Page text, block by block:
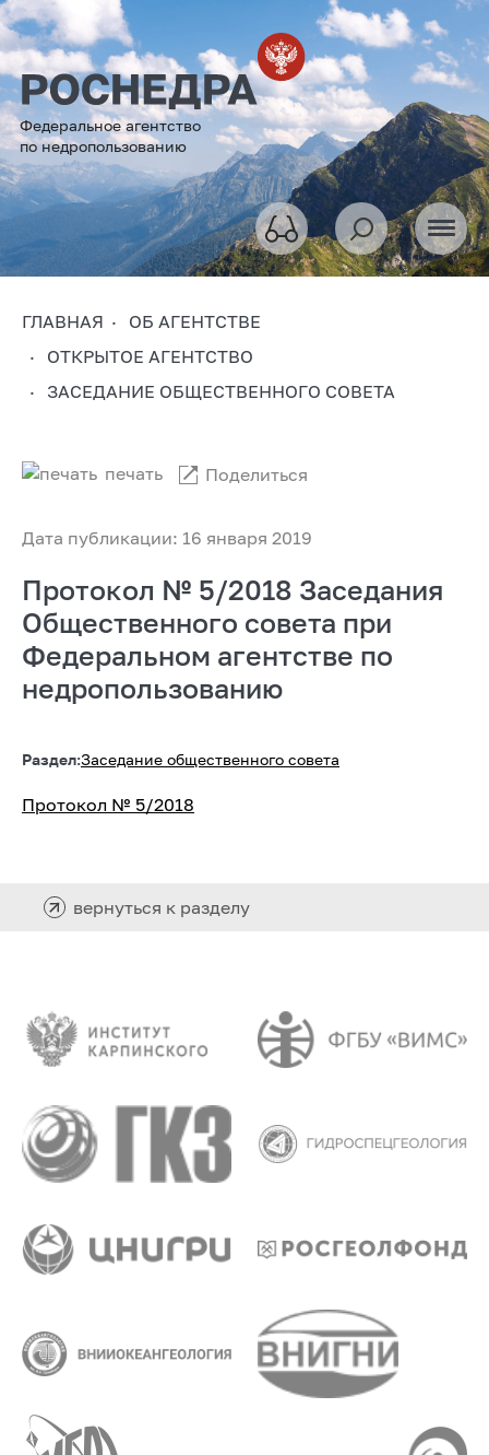
Федеральное агентство
по недропользованию
ГЛАВНАЯ
ОБ АГЕНТСТВЕ
ОТКРЫТОЕ АГЕНТСТВО
ЗАСЕДАНИЕ ОБЩЕСТВЕННОГО СОВЕТА
Дата публикации: 16 января 2019
печать Поделиться
Протокол № 5/2018 Заседания
Общественного совета при
Федеральном агентстве по
недропользованию
Раздел:Заседание общественного совета
Протокол № 5/2018
вернуться к разделу